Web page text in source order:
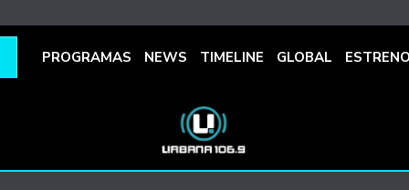
PROGRAMAS NEWS TIMELINE GLOBAL